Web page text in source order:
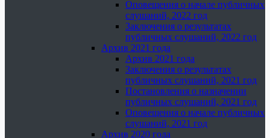
Оповещения о начале публичных
слушаний, 2022 год
Заключения о результатах
публичных слушаний, 2022 год
Архив 2021 года
Архив 2021 года
Заключения о результатах
публичных слушаний, 2021 год
Постановления о назначении
публичных слушаний, 2021 год
Оповещения о начале публичных
слушаний, 2021 год
Архив 2020 года